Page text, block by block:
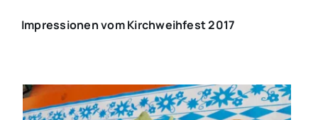
Impressionen vom Kirchweihfest 2017